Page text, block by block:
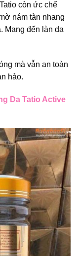
còn ức chế
nám tàn nhang
Mang đến làn da
mà vẫn an toàn
hảo.
Da Tatio Active